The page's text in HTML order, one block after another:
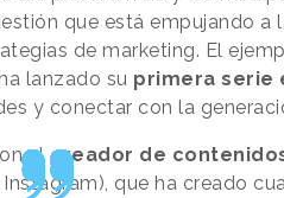
que está empujando a
de marketing. El
lanzado su primera serie
y conectar con la
el creador de
que ha creado